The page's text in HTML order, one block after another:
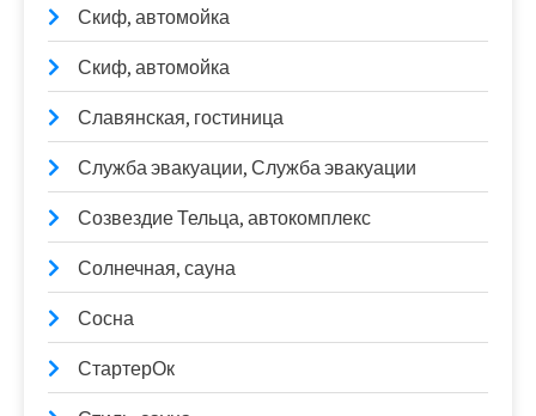
Скиф, автомойка
Скиф, автомойка
Славянская, гостиница
Служба эвакуации, Служба эвакуации
Созвездие Тельца, автокомплекс
Солнечная, сауна
Сосна
СтартерОк